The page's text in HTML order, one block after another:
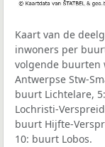
Kaart van de
inwoners per
volgende buurten
Antwerpse Stw-
buurt Lichtelare,
Lochristi-
buurt Hijfte-
10: buurt Lobos.